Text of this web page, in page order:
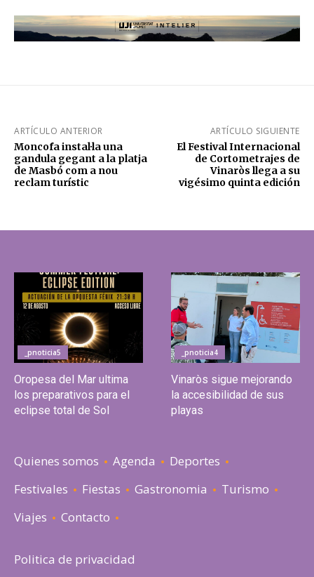
ARTÍCULO ANTERIOR
Moncofa instal·la una
gandula gegant a la platja
de Masbó com a nou
reclam turístic
ARTÍCULO SIGUIENTE
El Festival Internacional
de Cortometrajes de
Vinaròs llega a su
vigésimo quinta edición
_pnoticia5
Oropesa del Mar ultima
los preparativos para el
eclipse total de Sol
_pnoticia4
Vinaròs sigue mejorando
la accesibilidad de sus
playas
Quienes somos Agenda
Deportes
Festivales
Fiestas Gastronomia
Turismo
Viajes
Contacto
Politica de privacidad